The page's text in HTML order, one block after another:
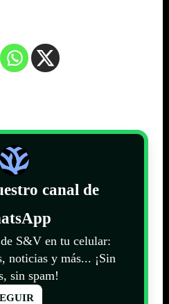
canal de
S&V en tu celular:
noticias y más... ¡Sin
sin spam!